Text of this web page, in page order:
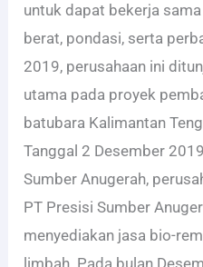
untuk dapat bekerja
berat, pondasi, serta
2019, perusahaan ini
utama pada proyek
batubara Kalimantan
Tanggal 2 Desember
Sumber Anugerah,
PT Presisi Sumber
menyediakan jasa bio-